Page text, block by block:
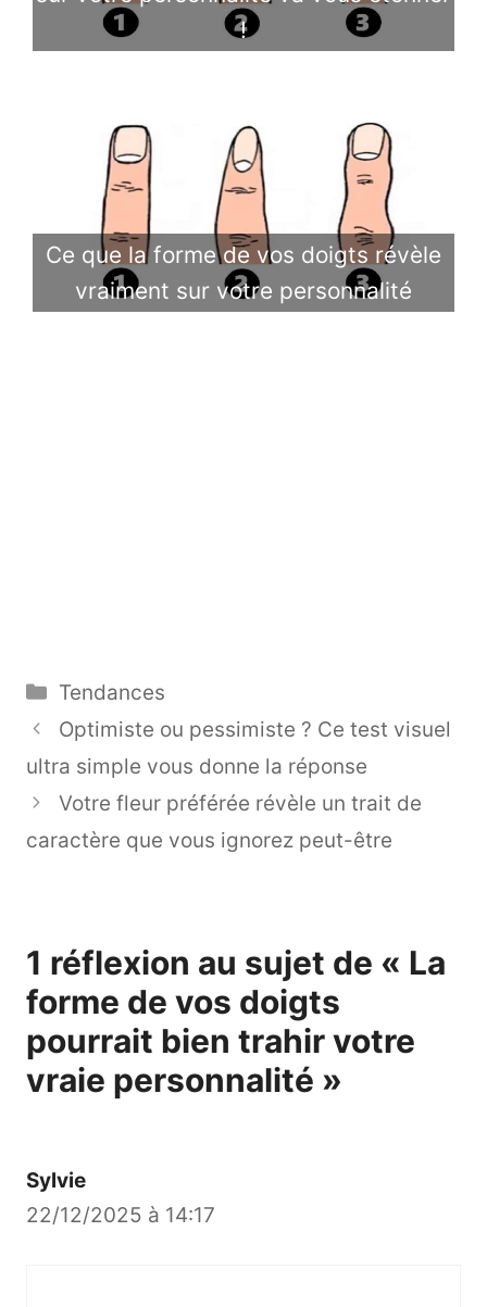
!
Ce que la forme de vos doigts révèle
vraiment sur votre personnalité
Catégories
Tendances
Optimiste ou pessimiste ? Ce test visuel
ultra simple vous donne la réponse
Votre fleur préférée révèle un trait de
caractère que vous ignorez peut-être
1 réflexion au sujet de « La
forme de vos doigts
pourrait bien trahir votre
vraie personnalité »
Sylvie
22/12/2025 à 14:17